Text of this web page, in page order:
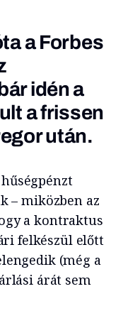
aForbes
idén a
a frissen
után.
– miközben az
a kontraktus
felkészül előtt
(még a
árát sem